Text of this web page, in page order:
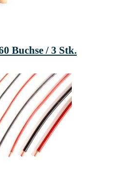
Buchse / 3 Stk.